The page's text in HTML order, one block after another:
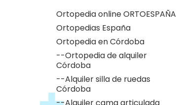
Ortopedia online ORTOESPAÑA
Ortopedias España
Ortopedia en Córdoba
--Ortopedia de alquiler
Córdoba
--Alquiler silla de ruedas
Córdoba